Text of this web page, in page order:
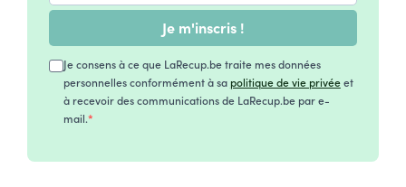
Je m'inscris !
Je consens à ce que LaRecup.be traite mes données
personnelles conformément à sapolitique de vie privéeet
à recevoir des communications de LaRecup.be par e-
mail.